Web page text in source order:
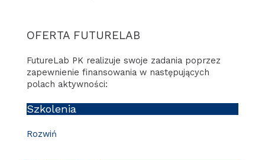
OFERTA FUTURELAB
FutureLab PK realizuje swoje zadania poprzez
zapewnienie finansowania w następujących
polach aktywności:
Szkolenia
Rozwiń